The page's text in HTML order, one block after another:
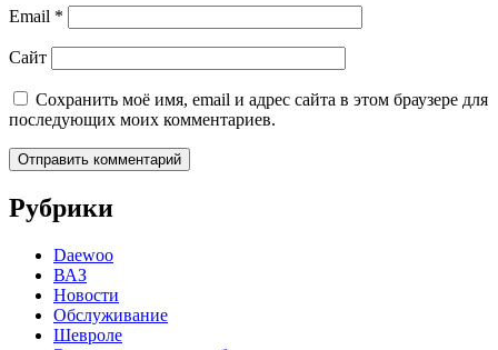
Email *
Сайт
Сохранить моё имя, email и адрес сайта в этом браузере для
последующих моих комментариев.
Рубрики
Daewoo
ВАЗ
Новости
Обслуживание
Шевроле